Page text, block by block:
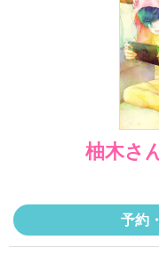
柚木さ
予約